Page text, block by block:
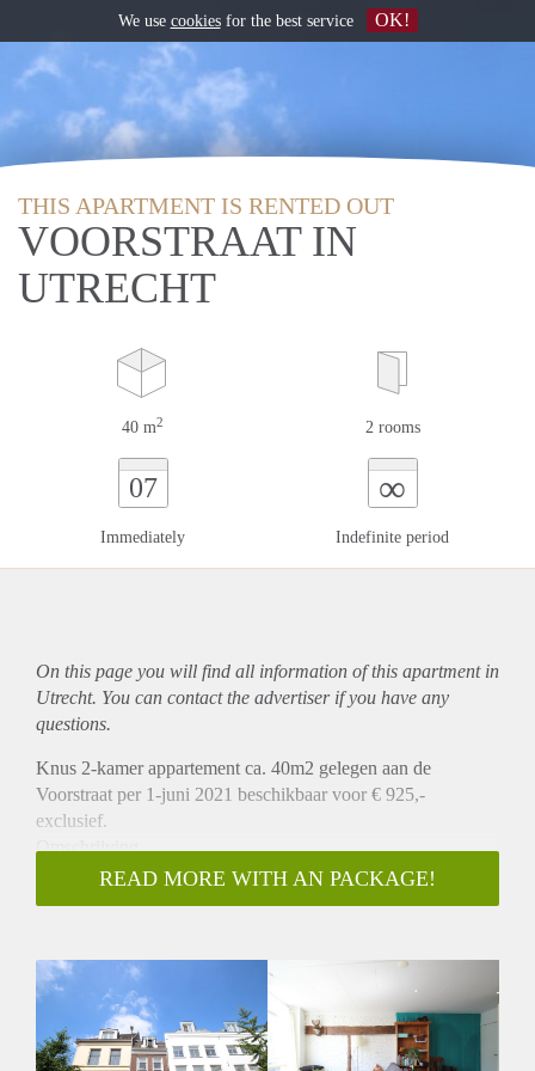
THIS APARTMENT IS RENTED OUT
VOORSTRAAT IN
UTRECHT
40 m2 2 rooms
07
Immediately
∞
Indefinite period
On this page you will find all information of this apartmentin
Utrecht. You can contact the advertiser if you have any
questions.
Knus 2-kamer appartement ca. 40m2 gelegen aan de
Voorstraat per 1-juni 2021 beschikbaar voor € 925,-
exclusief.
Omschrijving
Dit knus appartement is gelegen op de 2e verdieping van een
karakteristiek pand in het centrum van Utrecht. U komt het
4-pits keramische kookplaat. Vanuit de woonkamer heeft u
uitzicht op de Voorstraat. Aan de achterzijde, direct grenzend
aan de woonkamer bevindt zich de slaapkamer van ca. 8m2
met daarbij de badkamer met douche, wastafel en toilet.
READ MORE WITH AN PACKAGE!
We use cookiesfor the best service OK!